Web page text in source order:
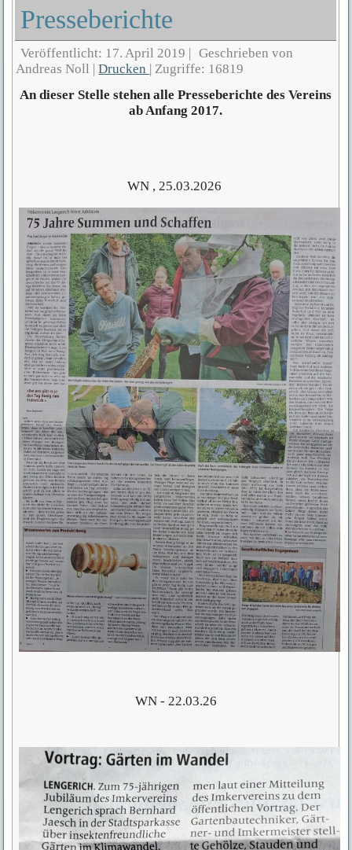
Presseberichte
Veröffentlicht: 17. April 2019
Geschrieben von
Andreas Noll |Drucken
Zugriffe: 16819
An dieser Stelle stehen alle Presseberichte des Vereins
ab Anfang 2017.
WN , 25.03.2026
WN - 22.03.26